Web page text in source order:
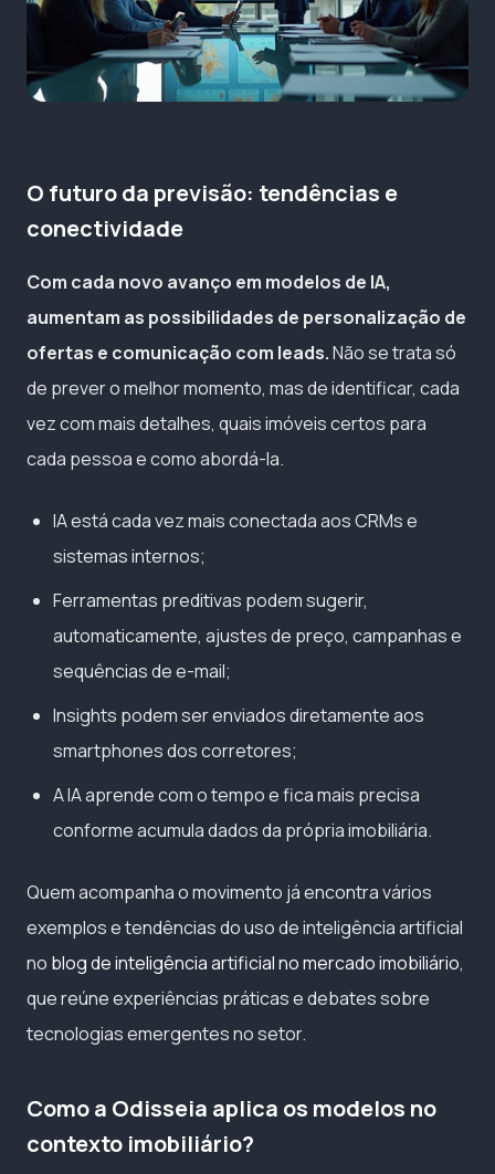
O futuro da previsão: tendências e
conectividade
Com cada novo avanço em modelos de IA,
aumentam as possibilidades de personalização de
ofertas e comunicação com leads.Não se trata só
de prever o melhor momento, mas de identificar, cada
vez com mais detalhes, quais imóveis certos para
cada pessoa e como abordá-la.
IA está cada vez mais conectada aos CRMs e
sistemas internos;
Ferramentas preditivas podem sugerir,
automaticamente, ajustes de preço, campanhas e
sequências de e-mail;
Insights podem ser enviados diretamente aos
smartphones dos corretores;
A IA aprende com o tempo e fica mais precisa
conforme acumula dados da própria imobiliária.
Quem acompanha o movimento já encontra vários
exemplos e tendências do uso de inteligência artificial
no blog de inteligência artificial no mercado imobiliário,
que reúne experiências práticas e debates sobre
tecnologias emergentes no setor.
Como a Odisseia aplica os modelos no
contexto imobiliário?